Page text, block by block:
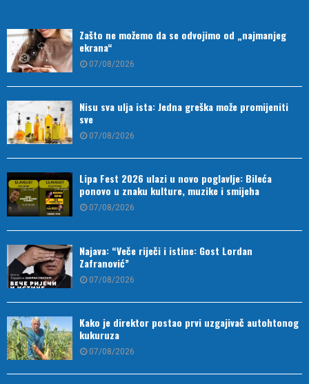
Zašto ne možemo da se odvojimo od „najmanjeg
ekrana“
07/08/2026
Nisu sva ulja ista: Jedna greška može promijeniti
sve
07/08/2026
Lipa Fest 2026 ulazi u novo poglavlje: Bileća
ponovo u znaku kulture, muzike i smijeha
07/08/2026
Najava: “Veče riječi i istine: Gost Lordan
Zafranović”
07/08/2026
Kako je direktor postao prvi uzgajivač autohtonog
kukuruza
07/08/2026